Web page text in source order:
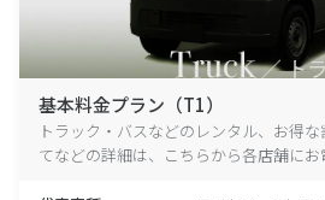
基本料金プラン（T1）
トラック・バスなどのレンタル、お得
てなどの詳細は、こちらから各店舗にお